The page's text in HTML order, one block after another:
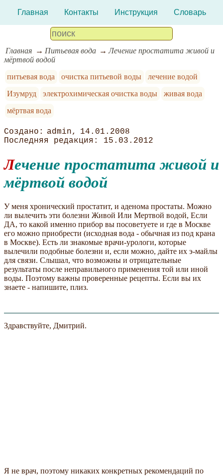
Главная Контакты Инструкция Словарь
Главная Питьевая вода
Лечение простатита живой и
мёртвой водой
питьевая вода
очистка питьевой воды
лечение водой
Изумруд
электрохимическая очистка воды
живая вода
мёртвая вода
admin
14.01.2008
15.03.2012
Лечение простатита живой и
мёртвой водой
У меня хронический простатит, и аденома простаты. Можно
ли вылечить эти болезни Живой Или Мертвой водой, Если
ДА, то какой именно прибор вы посоветуете и где в Москве
его можно приобрести (исходная вода - обычная из под крана
в Москве). Есть ли знакомые врачи-урологи, которые
вылечили подобные болезни и, если можно, дайте их э-майлы
для связи. Слышал, что возможны и отрицательные
результаты после неправильного применения той или иной
воды. Поэтому важны проверенные рецепты. Если вы их
знаете - напишите, плиз.
Здравствуйте, Дмитрий.
Я не врач, поэтому никаких конкретных рекомендаций по